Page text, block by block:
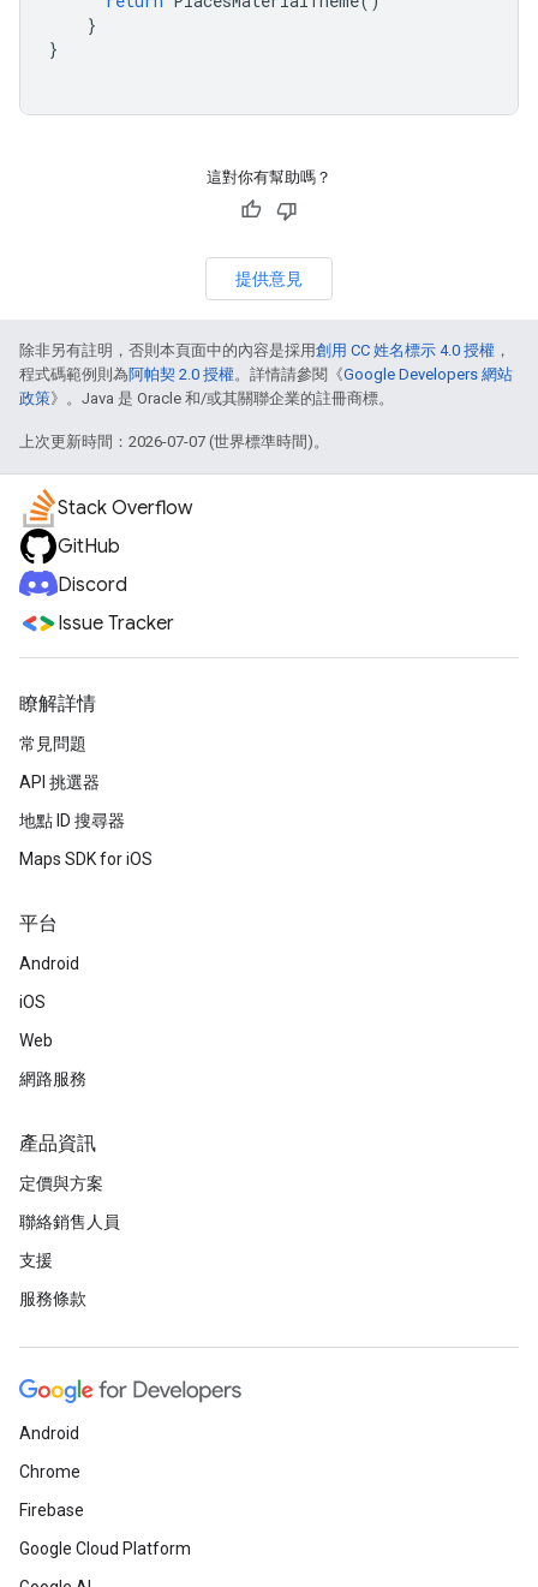
}
}
這對你有幫助嗎？
提供意見
除非另有註明，否則本頁面中的內容是採用創用 CC 姓名標示 4.0 授權 ，
程式碼範例則為阿帕契 2.0 授權。詳情請參閱《Google Developers 網站
政策》。Java 是 Oracle 和/或其關聯企業的註冊商標。
上次更新時間：2026-07-07 (世界標準時間)。
Stack Overflow
GitHub
Discord
Issue Tracker
瞭解詳情
常見問題
API 挑選器
地點 ID 搜尋器
Maps SDK for iOS
平台
Android
iOS
Web
網路服務
產品資訊
定價與方案
聯絡銷售人員
支援
服務條款
Android
Chrome
Firebase
Google Cloud Platform